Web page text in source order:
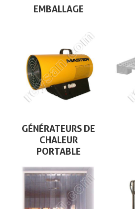
EMBALLAGE
GÉNÉRATEURS DE
CHALEUR
PORTABLE